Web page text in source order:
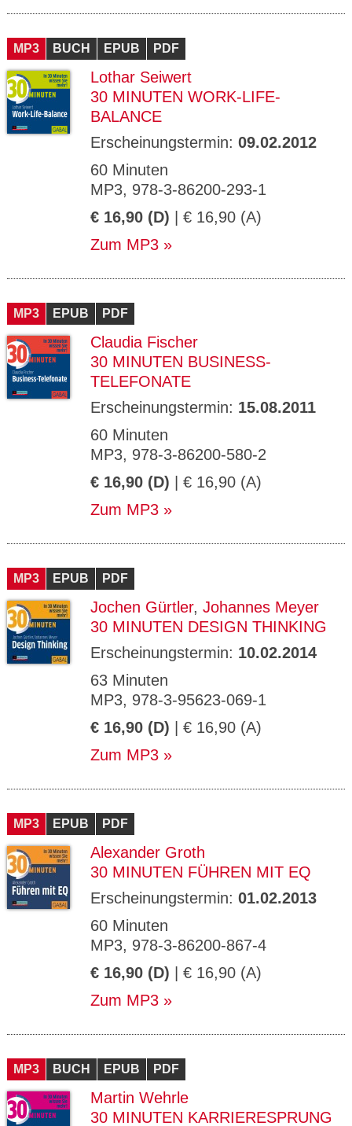
MP3 BUCH EPUB PDF
Lothar Seiwert
30 MINUTEN WORK-LIFE-
BALANCE
Erscheinungstermin: 09.02.2012
60 Minuten
MP3, 978-3-86200-293-1
€ 16,90 (D) | € 16,90 (A)
Zum MP3
MP3 EPUB PDF
Claudia Fischer
30 MINUTEN BUSINESS-
TELEFONATE
Erscheinungstermin: 15.08.2011
60 Minuten
MP3, 978-3-86200-580-2
€ 16,90 (D) | € 16,90 (A)
Zum MP3
MP3 EPUB PDF
Jochen Gürtler, Johannes Meyer
30 MINUTEN DESIGN THINKING
Erscheinungstermin: 10.02.2014
63 Minuten
MP3, 978-3-95623-069-1
€ 16,90 (D) | € 16,90 (A)
Zum MP3
MP3 EPUB PDF
Alexander Groth
30 MINUTEN FÜHREN MIT EQ
Erscheinungstermin: 01.02.2013
60 Minuten
MP3, 978-3-86200-867-4
€ 16,90 (D) | € 16,90 (A)
Zum MP3
MP3 BUCH EPUB PDF
Martin Wehrle
30 MINUTEN KARRIERESPRUNG